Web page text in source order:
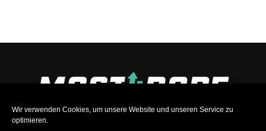
Wir verwenden Cookies, um unsere Website und unseren Service zu
optimieren.